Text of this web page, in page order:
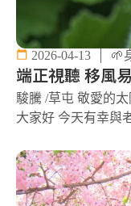
2026-04-13 🌱
端正視聽 移風
駿騰 /草屯 敬愛的
大家好 今天有幸與